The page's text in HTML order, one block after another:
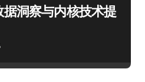
洞察与内核技术提